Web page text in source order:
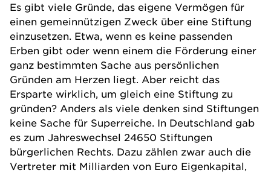
Es gibt viele Gründe, das eigene Vermögen für
einen gemeinnützigen Zweck über eine Stiftung
einzusetzen. Etwa, wenn es keine passenden
Erben gibt oder wenn einem die Förderung einer
ganz bestimmten Sache aus persönlichen
Gründen am Herzen liegt. Aber reicht das
Ersparte wirklich, um gleich eine Stiftung zu
gründen? Anders als viele denken sind Stiftungen
keine Sache für Superreiche. In Deutschland gab
es zum Jahreswechsel 24650 Stiftungen
bürgerlichen Rechts. Dazu zählen zwar auch die
Vertreter mit Milliarden von Euro Eigenkapital,